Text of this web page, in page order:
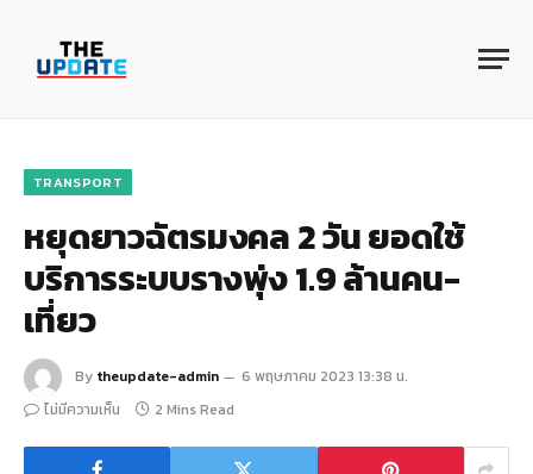
TRANSPORT
หยุดยาวฉัตรมงคล 2 วัน ยอดใช้
บริการระบบรางพุ่ง 1.9 ล้านคน-
เที่ยว
By theupdate-admin
6 พฤษภาคม 2023 13:38 น.
ไม่มีความเห็น
2 Mins Read